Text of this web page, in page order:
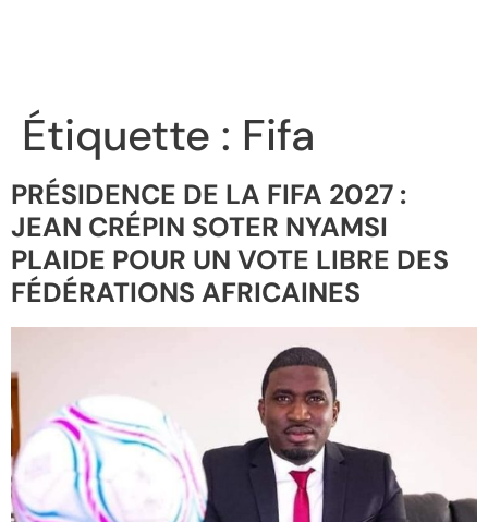
Étiquette : Fifa
PRÉSIDENCE DE LA FIFA 2027 :
JEAN CRÉPIN SOTER NYAMSI
PLAIDE POUR UN VOTE LIBRE DES
FÉDÉRATIONS AFRICAINES